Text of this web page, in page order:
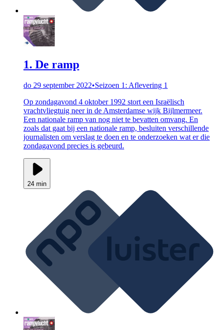
1. De ramp
do 29 september 2022•Seizoen 1: Aflevering 1
Op zondagavond 4 oktober 1992 stort een Israëlisch
vrachtvliegtuig neer in de Amsterdamse wijk Bijlmermeer.
Een nationale ramp van nog niet te bevatten omvang. En
zoals dat gaat bij een nationale ramp, besluiten verschillende
journalisten om verslag te doen en te onderzoeken wat er die
zondagavond precies is gebeurd.
24 min